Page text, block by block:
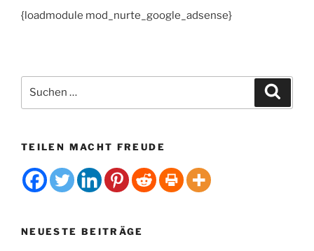
{loadmodule mod_nurte_google_adsense}
nach:
TEILEN MACHT FREUDE
NEUESTE BEITRÄGE